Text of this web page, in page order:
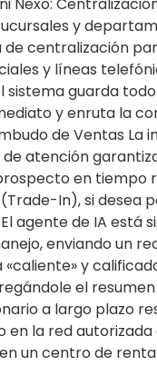
y
de centralización
y líneas
sistema guarda
y enruta la
de Ventas La
atención
en tiempo
In), si desea
agente de IA está
enviando un
y
el
a largo plazo
la red autorizada
un centro de